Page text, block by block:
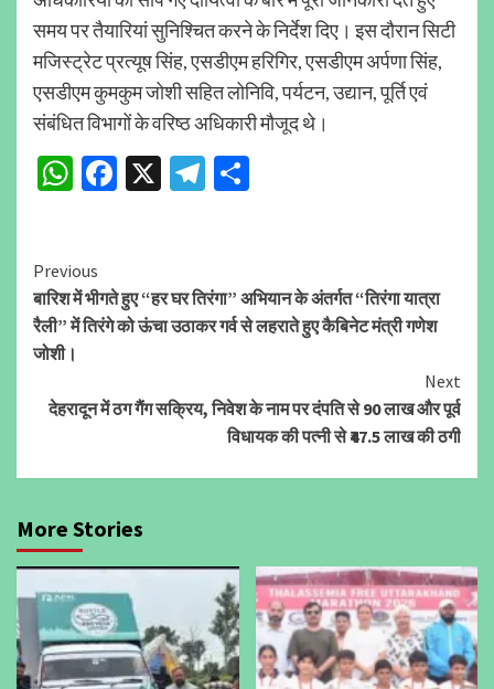
समय पर तैयारियां सुनिश्चित करने के निर्देश दिए। इस दौरान सिटी
मजिस्ट्रेट प्रत्यूष सिंह, एसडीएम हरिगिर, एसडीएम अर्पणा सिंह,
एसडीएम कुमकुम जोशी सहित लोनिवि, पर्यटन, उद्यान, पूर्ति एवं
संबंधित विभागों के वरिष्ठ अधिकारी मौजूद थे।
WhatsApp
Facebook
X Telegram
Continue
Reading
Previous
बारिश में भीगते हुए “हर घर तिरंगा” अभियान के अंतर्गत “तिरंगा यात्रा
रैली” में तिरंगे को ऊंचा उठाकर गर्व से लहराते हुए कैबिनेट मंत्री गणेश
जोशी।
Next
देहरादून में ठग गैंग सक्रिय, निवेश के नाम पर दंपति से 90 लाख और पूर्व
विधायक की पत्नी से ₹47.5 लाख की ठगी
More Stories